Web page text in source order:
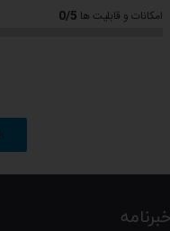
امکانات و قابلیت ها 0/5